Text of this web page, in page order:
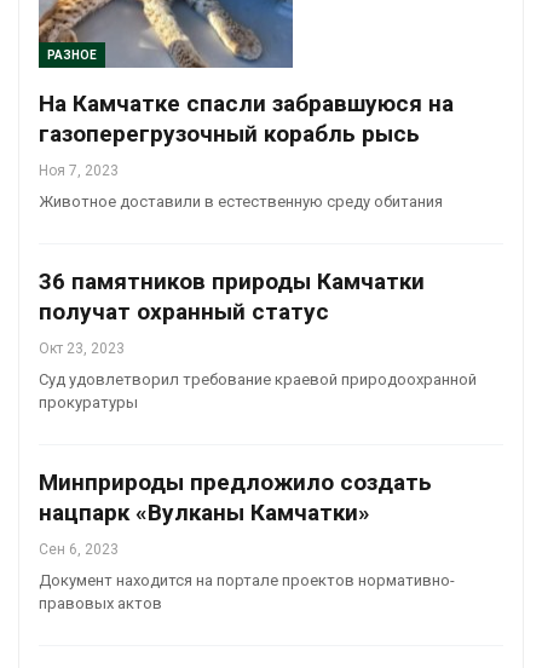
РАЗНОЕ
На Камчатке спасли забравшуюся на
газоперегрузочный корабль рысь
Ноя 7, 2023
Животное доставили в естественную среду обитания
36 памятников природы Камчатки
получат охранный статус
Окт 23, 2023
Суд удовлетворил требование краевой природоохранной
прокуратуры
Минприроды предложило создать
нацпарк «Вулканы Камчатки»
Сен 6, 2023
Документ находится на портале проектов нормативно-
правовых актов